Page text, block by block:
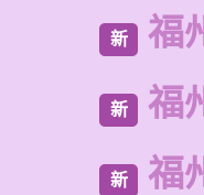
新 福
新 福
新 福